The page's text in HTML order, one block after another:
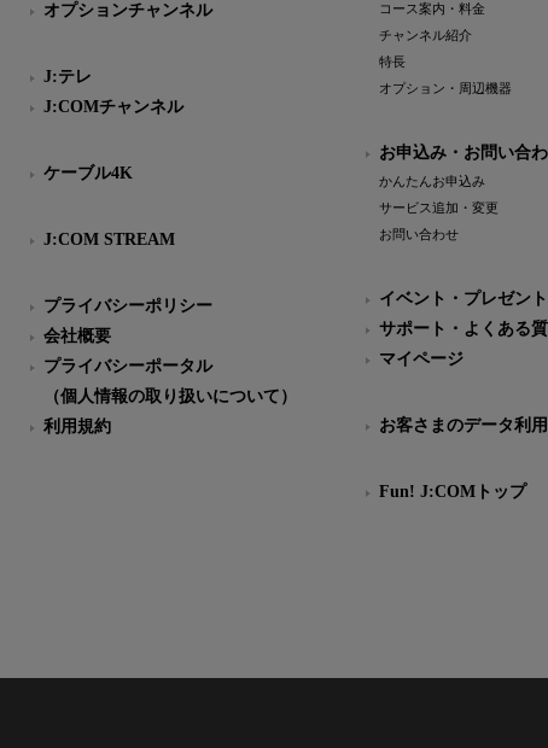
オプションチャンネル
J:テレ
J:COMチャンネル
ケーブル4K
J:COM STREAM
プライバシーポリシー
会社概要
プライバシーポータル
（個人情報の取り扱いについて）
利用規約
コース案内・料金
チャンネル紹介
特長
オプション・周辺機器
お申込み・お問い合
かんたんお申込み
サービス追加・変更
お問い合わせ
イベント・プレゼント
サポート・よくある
マイページ
お客さまのデータ利
Fun! J:COMトップ